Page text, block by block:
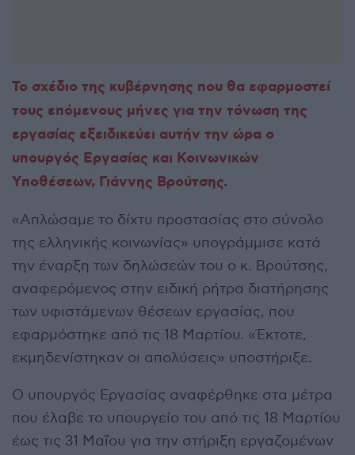
Το σχέδιο της κυβέρνησης που θα εφαρμοστεί
τους επόμενους μήνες για την τόνωση της
εργασίας εξειδικεύει αυτήν την ώρα ο
υπουργός Εργασίας και Κοινωνικών
Υποθέσεων, Γιάννης Βρούτσης.
«Απλώσαμε το δίχτυ προστασίας στο σύνολο
της ελληνικής κοινωνίας» υπογράμμισε κατά
την έναρξη των δηλώσεών του ο κ. Βρούτσης,
αναφερόμενος στην ειδική ρήτρα διατήρησης
των υφιστάμενων θέσεων εργασίας, που
εφαρμόστηκε από τις 18 Μαρτίου. «Έκτοτε,
εκμηδενίστηκαν οι απολύσεις» υποστήριξε.
Ο υπουργός Εργασίας αναφέρθηκε στα μέτρα
που έλαβε το υπουργείο του από τις 18 Μαρτίου
έως τις 31 Μαΐου για την στήριξη εργαζομένων